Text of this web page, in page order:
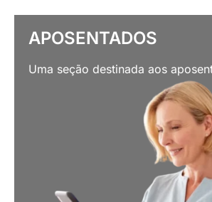
APOSENTADOS
Uma seção destinada aos